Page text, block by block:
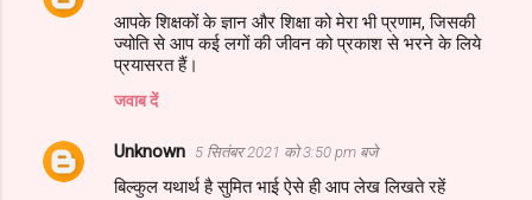
आपके शिक्षकों के ज्ञान और शिक्षा को मेरा भी प्रणाम, जिसकी
ज्योति से आप कई लगों की जीवन को प्रकाश से भरने के लिये
प्रयासरत हैं।
जवाब दें
Unknown 5 सितंबर 2021 को 3:50 pm बजे
बिल्कुल यथार्थ है सुमित भाई ऐसे ही आप लेख लिखते रहें